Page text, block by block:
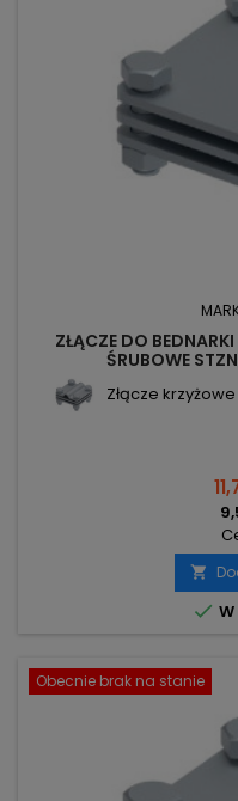
ZŁĄCZE DO
ŚRUBOWE
Złącze krzyżowe


Obecnie brak na stanie